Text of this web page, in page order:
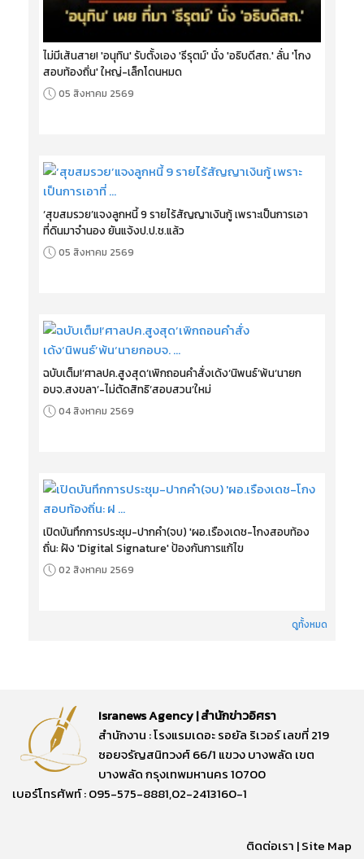
ไม่มีเส้นสาย! 'อนุทิน' รับตั้งเอง 'ธีรุตม์' นั่ง 'อธิบดีสถ.' ลั่น 'โกง
สอบท้องถิ่น' ใหญ่-เล็กโดนหมด
05 สิงหาคม 2569
‘สุขสมรวย’แจงลูกหนี้ 9 รายไร้สัญญาเงินกู้ เพราะเป็นการเอา
ที่ดินมาจำนอง ยันแจ้งป.ป.ช.แล้ว
05 สิงหาคม 2569
ฉบับเต็ม!‘ศาลปค.สูงสุด’เพิกถอนคำสั่งเด้ง‘นิพนธ์’พ้น‘นายก
อบจ.สงขลา’-ไม่ตัดสิทธิ‘สอบสวน’ใหม่
04 สิงหาคม 2569
เปิดบันทึกการประชุม-ปากคำ(จบ) 'ผอ.เรืองเดช-โกงสอบท้อง
ถิ่น: ฝัง 'Digital Signature' ป้องกันการแก้ไข
02 สิงหาคม 2569
ดูทั้งหมด
Isranews Agency | สำนักข่าวอิศรา
สำนักงาน : โรงแรมเดอะ รอยัล ริเวอร์ เลขที่ 219
ซอยจรัญสนิทวงศ์ 66/1 แขวง บางพลัด เขต
บางพลัด กรุงเทพมหานคร 10700
เบอร์โทรศัพท์ : 095-575-8881,02-2413160-1
ติดต่อเรา |Site Map